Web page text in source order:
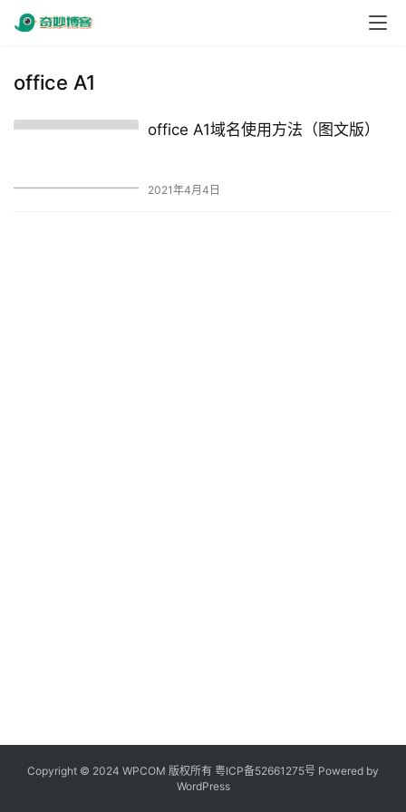
office A1
office A1域名使用方法（图文版）
2021年4月4日
Copyright © 2024 WPCOM 版权所有 粤ICP备52661275号 Powered by
WordPress